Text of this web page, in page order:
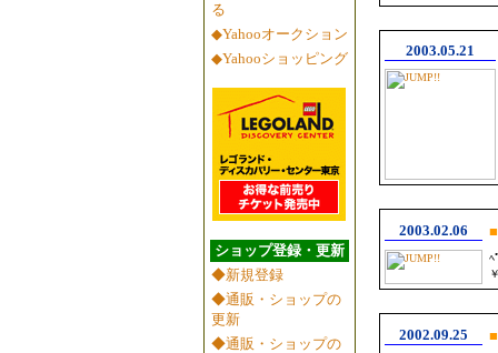
る
◆Yahooオークション
◆Yahooショッピング
ショップ登録・更新
◆新規登録
◆通販・ショップの
更新
◆通販・ショップの
2003.05.21
2003.02.06 ■
ﾍ
2002.09.25 ■